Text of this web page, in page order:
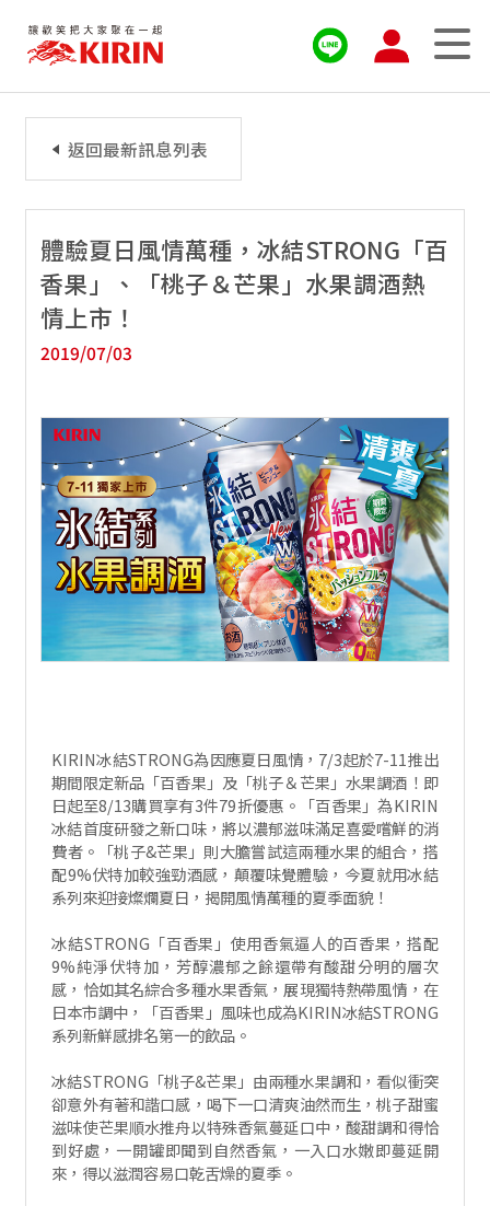
體驗夏日風情萬種，冰結STRONG「百
香果」、「桃子＆芒果」水果調酒熱
情上市！
2019/07/03
KIRIN冰結STRONG為因應夏日風情，7/3起於7-11推出
期間限定新品「百香果」及「桃子＆芒果」水果調酒！即
日起至8/13購買享有3件79折優惠。「百香果」為KIRIN
冰結首度研發之新口味，將以濃郁滋味滿足喜愛嚐鮮的消
費者。「桃子&芒果」則大膽嘗試這兩種水果的組合，搭
配9%伏特加較強勁酒感，顛覆味覺體驗，今夏就用冰結
系列來迎接燦爛夏日，揭開風情萬種的夏季面貌！
冰結STRONG「百香果」使用香氣逼人的百香果，搭配
9%純淨伏特加，芳醇濃郁之餘還帶有酸甜分明的層次
感，恰如其名綜合多種水果香氣，展現獨特熱帶風情，在
日本市調中，「百香果」風味也成為KIRIN冰結STRONG
系列新鮮感排名第一的飲品。
冰結STRONG「桃子&芒果」由兩種水果調和，看似衝突
卻意外有著和諧口感，喝下一口清爽油然而生，桃子甜蜜
滋味使芒果順水推舟以特殊香氣蔓延口中，酸甜調和得恰
到好處，一開罐即聞到自然香氣，一入口水嫩即蔓延開
來，得以滋潤容易口乾舌燥的夏季。
返回最新訊息列表